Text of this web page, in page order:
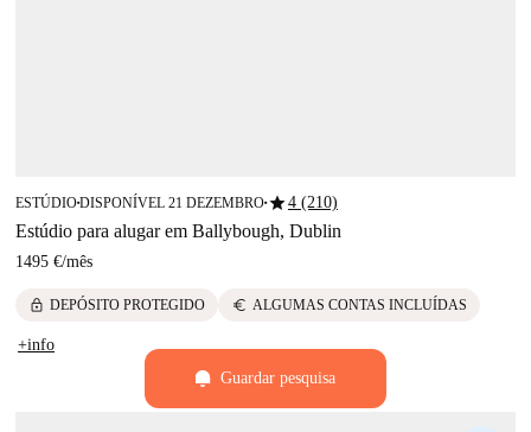
ESTÚDIO■DISPONÍVEL 21 DEZEMBRO■star4 (210)
Estúdio para alugar em Ballybough, Dublin
1495 €/mês
lock DEPÓSITO PROTEGIDO euro ALGUMAS CONTAS INCLUÍDAS
+info
Guardar pesquisa